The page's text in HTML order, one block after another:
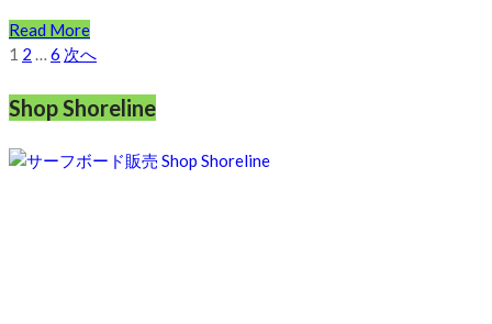
Read More
投
稿
の
ペ
ー
1 2 … 6 次へ
Shop Shoreline